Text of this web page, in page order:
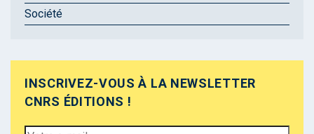
Société
INSCRIVEZ-VOUS À LA NEWSLETTER
CNRS ÉDITIONS !